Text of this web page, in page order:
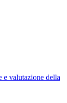
e valutazione della